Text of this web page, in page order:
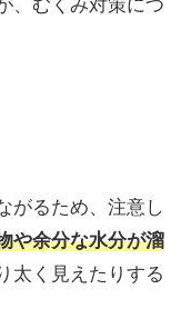
、むくみ対策につ
がるため、注意し
や余分な水分が溜
太く見えたりする